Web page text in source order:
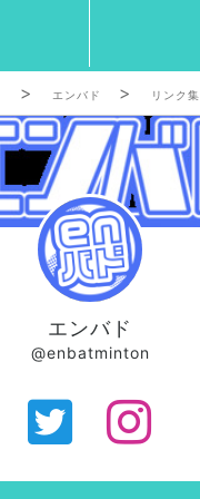
エンバド リンク集
エンバド
@enbatminton